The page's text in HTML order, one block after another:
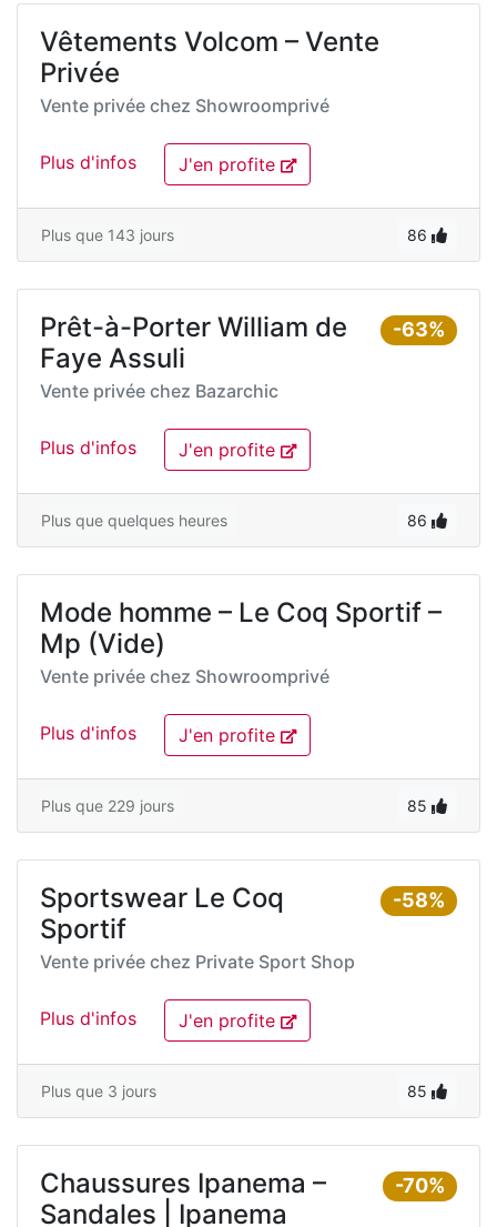
Vêtements Volcom – Vente
Privée
Vente privée chez Showroomprivé
Plus d'infos J'en profite
Plus que 143 jours 86
-63%
Prêt-à-Porter William de
Faye Assuli
Vente privée chez Bazarchic
Plus d'infos J'en profite
Plus que quelques heures 86
Mode homme – Le Coq Sportif –
Mp (Vide)
Vente privée chez Showroomprivé
Plus d'infos J'en profite
Plus que 229 jours 85
-58%
Sportswear Le Coq
Sportif
Vente privée chez Private Sport Shop
Plus d'infos J'en profite
Plus que 3 jours 85
-70%
Chaussures Ipanema –
Sandales | Ipanema